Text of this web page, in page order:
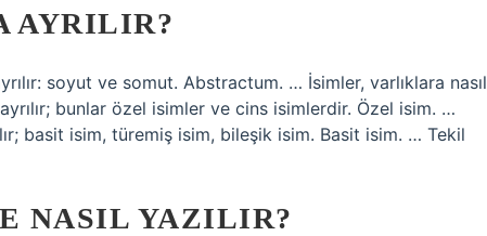
AYRILIR?
soyut ve somut. Abstractum. … İsimler, varlıklara nasıl
bunlar özel isimler ve cins isimlerdir. Özel isim. …
basit isim, türemiş isim, bileşik isim. Basit isim. … Tekil
NASIL YAZILIR?